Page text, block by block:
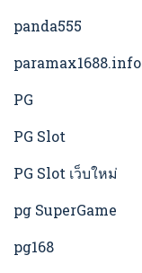
panda555
paramax1688.info
PG
PG Slot
PG Slot เว็บใหม่
pg SuperGame
pg168